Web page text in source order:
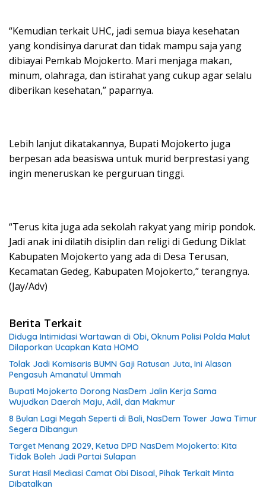
“Kemudian terkait UHC, jadi semua biaya kesehatan
yang kondisinya darurat dan tidak mampu saja yang
dibiayai Pemkab Mojokerto. Mari menjaga makan,
minum, olahraga, dan istirahat yang cukup agar selalu
diberikan kesehatan,” paparnya.
Lebih lanjut dikatakannya, Bupati Mojokerto juga
berpesan ada beasiswa untuk murid berprestasi yang
ingin meneruskan ke perguruan tinggi.
“Terus kita juga ada sekolah rakyat yang mirip pondok.
Jadi anak ini dilatih disiplin dan religi di Gedung Diklat
Kabupaten Mojokerto yang ada di Desa Terusan,
Kecamatan Gedeg, Kabupaten Mojokerto,” terangnya.
(Jay/Adv)
Berita Terkait
Diduga Intimidasi Wartawan di Obi, Oknum Polisi Polda Malut
Dilaporkan Ucapkan Kata HOMO
Tolak Jadi Komisaris BUMN Gaji Ratusan Juta, Ini Alasan
Pengasuh Amanatul Ummah
Bupati Mojokerto Dorong NasDem Jalin Kerja Sama
Wujudkan Daerah Maju, Adil, dan Makmur
8 Bulan Lagi Megah Seperti di Bali, NasDem Tower Jawa Timur
Segera Dibangun
Target Menang 2029, Ketua DPD NasDem Mojokerto: Kita
Tidak Boleh Jadi Partai Sulapan
Surat Hasil Mediasi Camat Obi Disoal, Pihak Terkait Minta
Dibatalkan